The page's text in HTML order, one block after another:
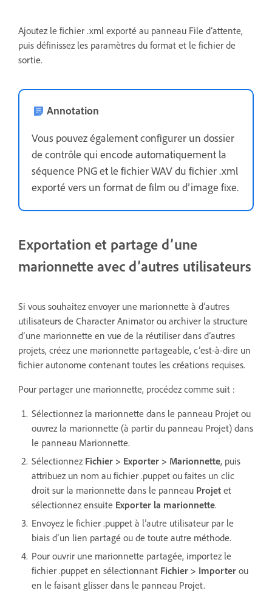
Ajoutez le fichier .xml exporté au panneau File d’attente,
puis définissez les paramètres du format et le fichier de
sortie.
Annotation
Vous pouvez également configurer un dossier
de contrôle qui encode automatiquement la
séquence PNG et le fichier WAV du fichier .xml
exporté vers un format de film ou d’image fixe.
Exportation et partage d’une
marionnette avec d’autres utilisateurs
Si vous souhaitez envoyer une marionnette à d’autres
utilisateurs de Character Animator ou archiver la structure
d’une marionnette en vue de la réutiliser dans d’autres
projets, créez une marionnette partageable, c’est-à-dire un
fichier autonome contenant toutes les créations requises.
Pour partager une marionnette, procédez comme suit :
Sélectionnez la marionnette dans le panneau Projet ou
ouvrez la marionnette (à partir du panneau Projet) dans
le panneau Marionnette.
Sélectionnez Fichier > Exporter > Marionnette, puis
attribuez un nom au fichier .puppet ou faites un clic
droit sur la marionnette dans le panneau Projet et
sélectionnez ensuite Exporter la marionnette.
Envoyez le fichier .puppet à l’autre utilisateur par le
biais d’un lien partagé ou de toute autre méthode.
Pour ouvrir une marionnette partagée, importez le
fichier .puppet en sélectionnant Fichier > Importer ou
en le faisant glisser dans le panneau Projet.